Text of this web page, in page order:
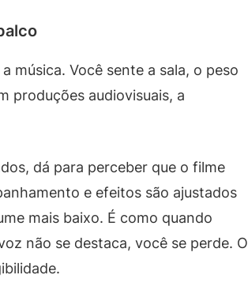
música. Você sente a sala, o peso
produções audiovisuais, a
dá para perceber que o filme
e efeitos são ajustados
mais baixo. É como quando
não se destaca, você se perde. O